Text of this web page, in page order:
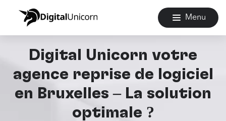
Menu
Digital Unicorn votre
agence reprise de logiciel
en Bruxelles – La solution
optimale ?